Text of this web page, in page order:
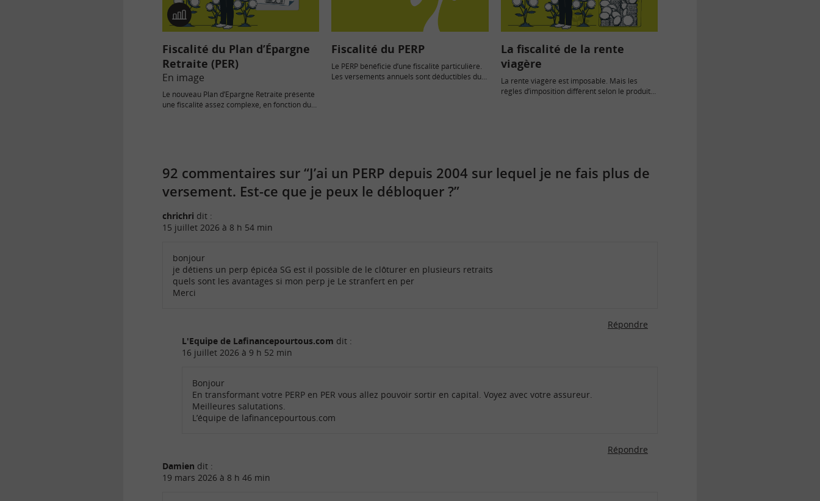
En
image
Fiscalité du Plan d’Épargne
Retraite (PER)
En image
Le nouveau Plan d’Epargne Retraite présente
une fiscalité assez complexe, en fonction du
Fiscalité du PERP
Le PERP bénéficie d’une fiscalité particulière.
Les versements annuels sont déductibles du
La fiscalité de la rente
viagère
La rente viagère est imposable. Mais les
règles d’imposition diffèrent selon le produit
92 commentaires sur “J’ai un PERP depuis 2004 sur lequel je ne fais plus de
versement. Est-ce que je peux le débloquer ?”
chrichri dit :
15 juillet 2026 à 8 h 54 min
bonjour
je détiens un perp épicéa SG est il possible de le clôturer en plusieurs retraits
quels sont les avantages si mon perp je Le stranfert en per
Merci
Répondre
L'Equipe de Lafinancepourtous.com dit :
16 juillet 2026 à 9 h 52 min
Bonjour
En transformant votre PERP en PER vous allez pouvoir sortir en capital. Voyez avec votre assureur.
Meilleures salutations.
L’équipe de lafinancepourtous.com
Répondre
Damien dit :
19 mars 2026 à 8 h 46 min